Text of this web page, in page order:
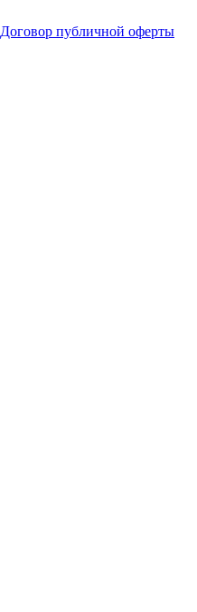
Договор публичной оферты